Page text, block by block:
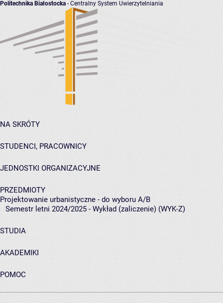
Politechnika Białostocka - Centralny System Uwierzytelniania
NA SKRÓTY
STUDENCI, PRACOWNICY
JEDNOSTKI ORGANIZACYJNE
PRZEDMIOTY
Projektowanie urbanistyczne - do wyboru A/B
Semestr letni 2024/2025 - Wykład (zaliczenie) (WYK-Z)
STUDIA
AKADEMIKI
POMOC